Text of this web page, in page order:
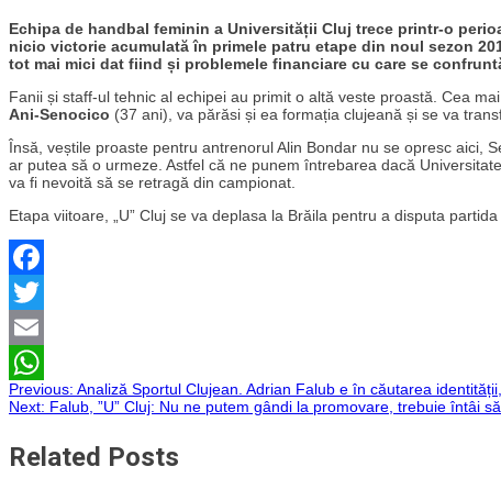
Echipa de handbal feminin a Universității Cluj trece printr-o
nicio victorie acumulată în primele patru etape din noul sezon
tot mai mici dat fiind și problemele financiare cu care se
Fanii și staff-ul tehnic al echipei au primit o altă veste proastă. Cea
Ani-Senocico (37 ani), va părăsi și ea formația clujeană și se va
Însă, veștile proaste pentru antrenorul Alin Bondar nu se opresc aici,
ar putea să o urmeze. Astfel că ne punem întrebarea dacă
va fi nevoită să se retragă din campionat.
Etapa viitoare, „U” Cluj se va deplasa la Brăila pentru a disputa partida
Facebook
Twitter
Email
WhatsApp
Navigare
în
Previous: Analiză Sportul Clujean. Adrian Falub e în căutarea
Next: Falub, ”U” Cluj: Nu ne putem gândi la promovare, trebuie întâi
Related Posts